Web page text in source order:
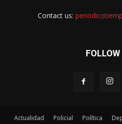
Contact us:
FOLLOW
Actualidad Policial Política